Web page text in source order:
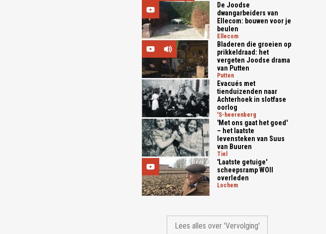
De Joodse
dwangarbeiders van
Ellecom: bouwen voor je
beulen
ellecom
Bladeren die groeien op
prikkeldraad: het
vergeten Joodse drama
van Putten
putten
Evacués met
tienduizenden naar
Achterhoek in slotfase
oorlog
's-heerenberg
'Met ons gaat het goed'
– het laatste
levensteken van Suus
van Buuren
tiel
'Laatste getuige'
scheepsramp WOII
overleden
lochem
Lees alles over 'Vervolging'